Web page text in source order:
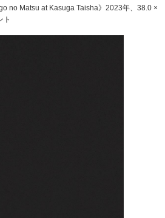
no Matsu at Kasuga Taisha》2023年、38.0 ×
ト